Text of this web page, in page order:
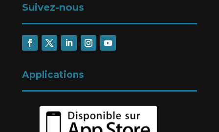
Suivez-nous
Applications